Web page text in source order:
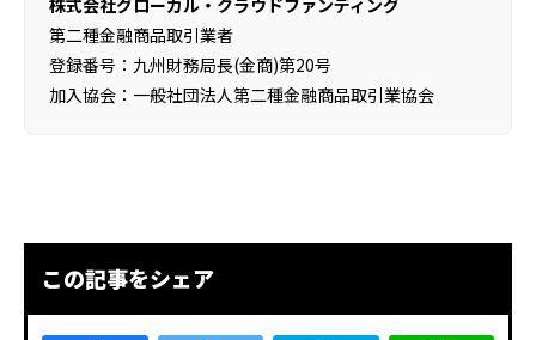
第二種金融商品取引業者
登録番号：九州財務局長(金商)第20号
加入協会：一般社団法人第二種金融商品取引業協会
この記事をシェア